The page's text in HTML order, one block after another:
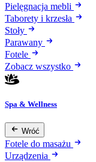
Pielęgnacja mebli
Taborety i krzesła
Stoły
Parawany
Fotele
Zobacz wszystko
Spa & Wellness
Wróć
Fotele do masażu
Urządzenia